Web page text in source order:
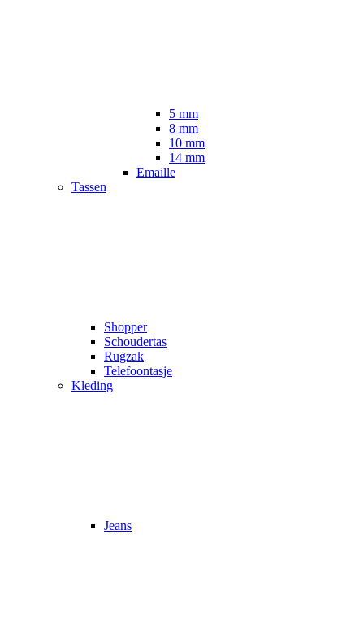
5 mm
8 mm
10 mm
14 mm
Emaille
Tassen
Shopper
Schoudertas
Rugzak
Telefoontasje
Kleding
Jeans